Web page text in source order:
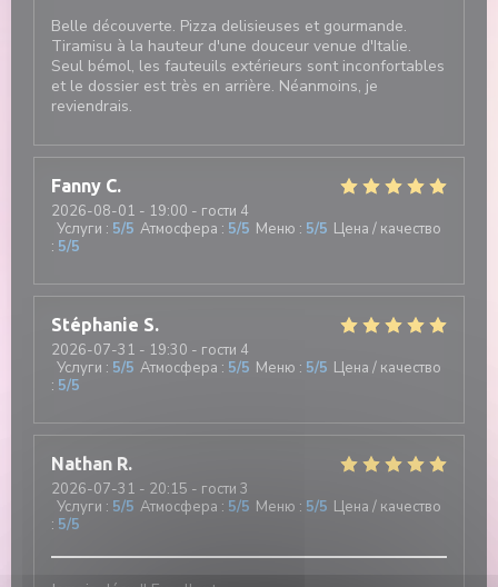
Belle découverte. Pizza delisieuses et gourmande.
Tiramisu à la hauteur d'une douceur venue d'Italie.
Seul bémol, les fauteuils extérieurs sont inconfortables
et le dossier est très en arrière. Néanmoins, je
reviendrais.
Fanny C
2026-08-01 - 19:00 - гости 4
Услуги : 5/5 Атмосфера : 5/5 Меню : 5/5 Цена / качество
: 5/5
Stéphanie S
2026-07-31 - 19:30 - гости 4
Услуги : 5/5 Атмосфера : 5/5 Меню : 5/5 Цена / качество
: 5/5
Nathan R
2026-07-31 - 20:15 - гости 3
Услуги : 5/5 Атмосфера : 5/5 Меню : 5/5 Цена / качество
: 5/5